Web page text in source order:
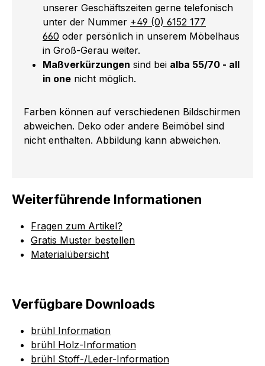
unserer Geschäftszeiten gerne telefonisch
unter der Nummer +49 (0) 6152 177
660 oder persönlich in unserem Möbelhaus
in Groß-Gerau weiter.
Maßverkürzungen sind bei alba 55/70 - all
in one nicht möglich.
Farben können auf verschiedenen Bildschirmen
abweichen. Deko oder andere Beimöbel sind
nicht enthalten. Abbildung kann abweichen.
Weiterführende Informationen
Fragen zum Artikel?
Gratis Muster bestellen
Materialübersicht
Verfügbare Downloads
brühl Information
brühl Holz-Information
brühl Stoff-/Leder-Information